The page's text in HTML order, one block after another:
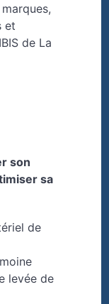
et
de La
son
sa
de
levée de